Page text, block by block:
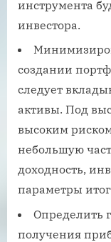
инструмента
инвестора.
создании
следует
активы. Под
высоким
небольшую
доходность,
параметры
Определить
получения